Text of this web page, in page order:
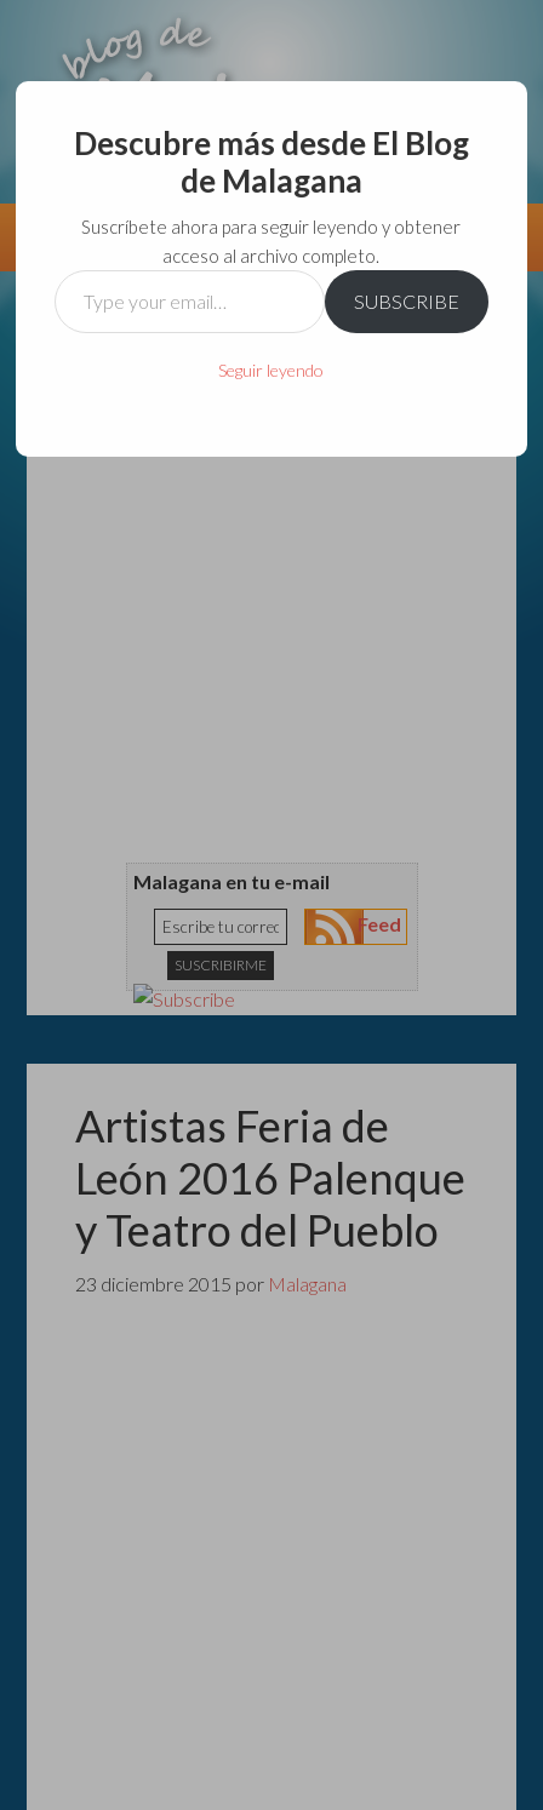
aunque lo haga de malas lo hago....
Información Directorio VivirGuadalajara
Malagana en tu e-mail
Feed
Artistas Feria de
León 2016 Palenque
y Teatro del Pueblo
23 diciembre 2015 por Malagana
Descubre más desde El Blog
de Malagana
Suscríbete ahora para seguir leyendo y obtener
acceso al archivo completo.
Type
your
SUBSCRIBE
Seguir leyendo